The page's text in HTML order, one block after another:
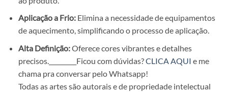
Aplicação a Frio:Elimina a necessidade de equipamentos
de aquecimento, simplificando o processo de aplicação.
Alta Definição:Oferece cores vibrantes e detalhes
precisos._________Ficou com dúvidas?CLICA AQUI e me
chama pra conversar pelo Whatsapp!
Todas as artes são autorais e de propriedade intelectual